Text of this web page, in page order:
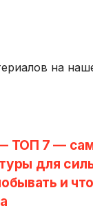
на
ТОП 7 —
для
и что